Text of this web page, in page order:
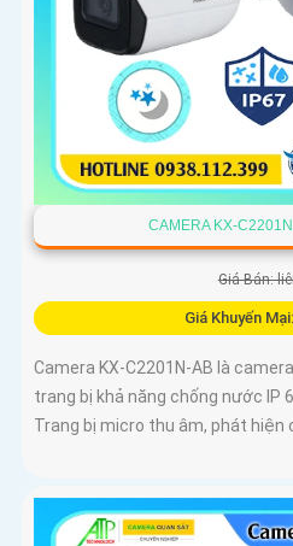
CAMERA KX-
Giá Bán:
Giá Khuyến
Camera KX-C2201N-AB là
trang bị khả năng chống nước IP
Trang bị micro thu âm, phát hiện